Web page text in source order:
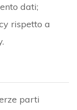
dati;
rispetto a
parti